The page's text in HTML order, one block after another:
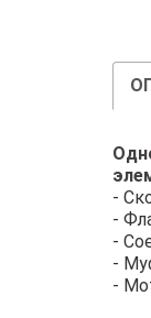
-
-
-
-
-